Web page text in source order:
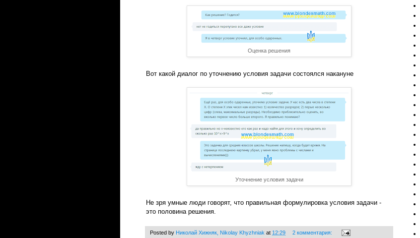
Оценка решения
Вот какой диалог по уточнению условия задачи состоялся накануне
Уточнение условия задачи
Не зря умные люди говорят, что правильная формулировка условия задачи -
это половина решения.
Posted by Николай Хижняк, Nikolay Khyzhniak at 12:29 2 комментария: